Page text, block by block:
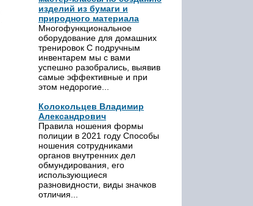
изделий из бумаги и
природного материала
Многофункциональное
оборудование для домашних
тренировок С подручным
инвентарем мы с вами
успешно разобрались, выявив
самые эффективные и при
этом недорогие...
Колокольцев Владимир
Александрович
Правила ношения формы
полиции в 2021 году Способы
ношения сотрудниками
органов внутренних дел
обмундирования, его
использующиеся
разновидности, виды значков
отличия...